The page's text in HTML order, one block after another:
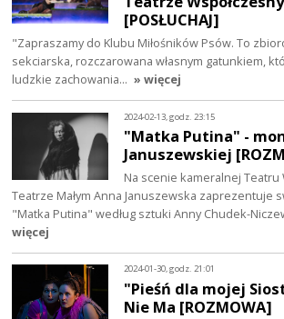
[POSŁUCHAJ]
"Zapraszamy do Klubu Miłośników Psów. To
sekciarska, rozczarowana własnym gatunkiem,
ludzkie zachowania… » więcej
2024-02-13, godz. 23:15
"Matka Putina" -
Januszewskiej
Na scenie kameralnej Teatru
Teatrze Małym Anna Januszewska zaprezentuje
"Matka Putina" według sztuki Anny Chudek-
więcej
2024-01-30, godz. 21:01
"Pieśń dla mojej
Nie Ma [ROZMOWA]